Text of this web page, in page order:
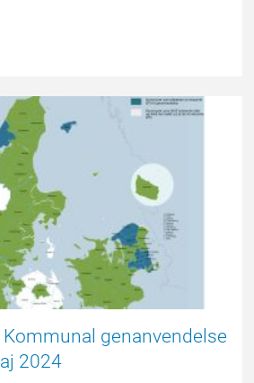
Kommunal genanvendelse
2024
EPSBLOGGEN